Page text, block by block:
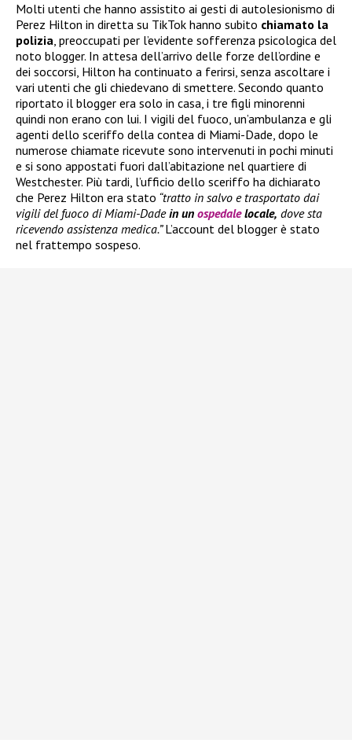
Molti utenti che hanno assistito ai gesti di autolesionismo di
Perez Hilton in diretta su TikTok hanno subito chiamato la
polizia, preoccupati per l’evidente sofferenza psicologica del
noto blogger. In attesa dell’arrivo delle forze dell’ordine e
dei soccorsi, Hilton ha continuato a ferirsi, senza ascoltare i
vari utenti che gli chiedevano di smettere. Secondo quanto
riportato il blogger era solo in casa, i tre figli minorenni
quindi non erano con lui. I vigili del fuoco, un’ambulanza e gli
agenti dello sceriffo della contea di Miami-Dade, dopo le
numerose chiamate ricevute sono intervenuti in pochi minuti
e si sono appostati fuori dall’abitazione nel quartiere di
Westchester. Più tardi, l’ufficio dello sceriffo ha dichiarato
che Perez Hilton era stato “tratto in salvo e trasportato dai
vigili del fuoco di Miami-Dadein un ospedalelocale, dove sta
ricevendo assistenza medica.”L’account del blogger è stato
nel frattempo sospeso.